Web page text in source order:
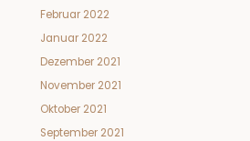
Februar 2022
Januar 2022
Dezember 2021
November 2021
Oktober 2021
September 2021